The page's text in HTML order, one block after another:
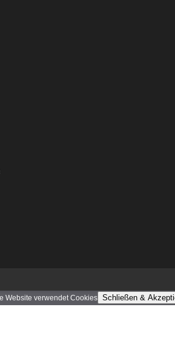
Website verwendet Cookies Schließen &